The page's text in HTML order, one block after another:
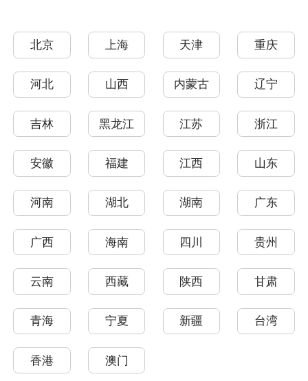
北京 上海 天津 重庆
河北 山西 内蒙古 辽宁
吉林 黑龙江 江苏 浙江
安徽 福建 江西 山东
河南 湖北 湖南 广东
广西 海南 四川 贵州
云南 西藏 陕西 甘肃
青海 宁夏 新疆 台湾
香港 澳门